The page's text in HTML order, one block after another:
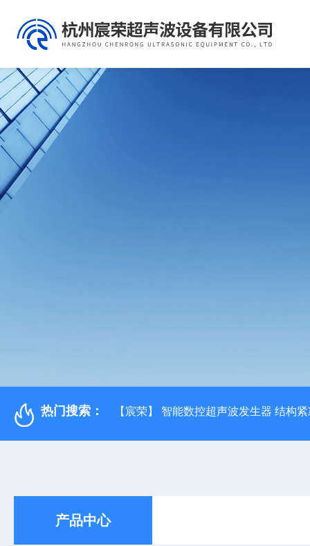
热门搜索： 【宸荣】 智能数控超声波发生器 结构
产品中心